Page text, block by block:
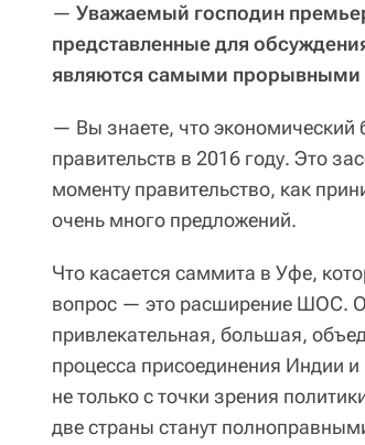
— Уважаемый господин
представленные для
являются самыми прорывными
— Вы знаете, что экономический
правительств в 2016 году. Это
моменту правительство, как
очень много предложений.
Что касается саммита в Уфе,
вопрос — это расширение ШОС.
привлекательная, большая,
процесса присоединения Индии
не только с точки зрения
две страны станут